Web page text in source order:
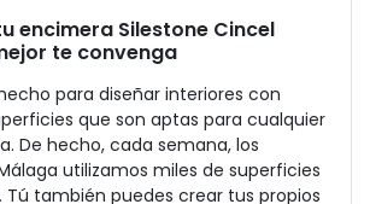
encimera Silestone Cincel
te convenga
para diseñar interiores con
que son aptas para cualquier
De hecho, cada semana, los
utilizamos miles de superficies
Tú también puedes crear tus propios